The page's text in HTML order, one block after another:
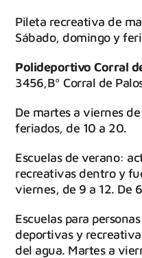
Pileta recreativa de
Sábado, domingo y
Polideportivo Corral
3456,Bº Corral de
De martes a viernes
feriados, de 10 a 20.
Escuelas de verano:
recreativas dentro y
viernes, de 9 a 12. De
Escuelas para
deportivas y
del agua. Martes a